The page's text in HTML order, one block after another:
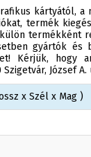
kártyától,
termék
termékként
gyártók
Kérjük, hogy
Szigetvár, József
x Szél x Mag )